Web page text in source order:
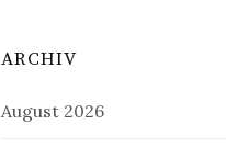
ARCHIV
August 2026